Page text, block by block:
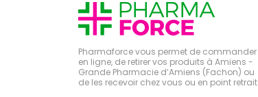
Pharmaforce vous permet de commander
en ligne, de retirer vos produits à Amiens -
Grande Pharmacie d’Amiens (Fachon) ou
de les recevoir chez vous ou en point retrait